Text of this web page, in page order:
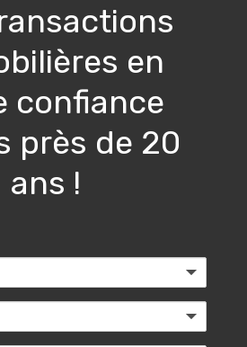
en
confiance
près de 20
ans !